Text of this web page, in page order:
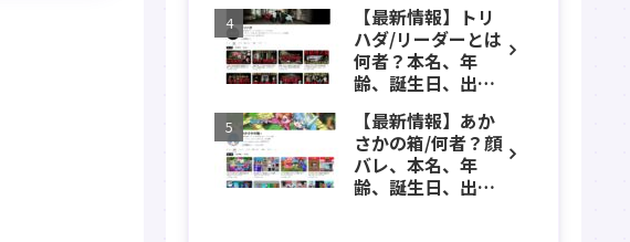
る、身長、出身、
学歴、経歴、仕事
のプロフィール、
YouTubeチャンネ
ル紹介！
【最新情報】トリ
ハダ/リーダーとは
何者？本名、年
齢、誕生日、出
レ、ホラー、心
霊、うっちゃん、
メンバーなどのプ
ロフィール、
【最新情報】あか
さかの箱/何者？顔
バレ、本名、年
齢、誕生日、出